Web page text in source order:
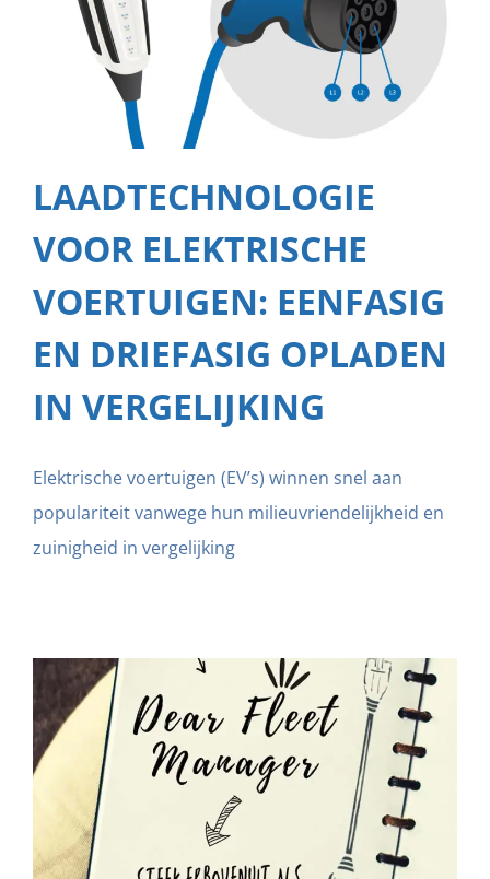
LAADTECHNOLOGIE
VOOR ELEKTRISCHE
VOERTUIGEN: EENFASIG
EN DRIEFASIG OPLADEN
IN VERGELIJKING
Elektrische voertuigen (EV’s) winnen snel aan
populariteit vanwege hun milieuvriendelijkheid en
zuinigheid in vergelijking